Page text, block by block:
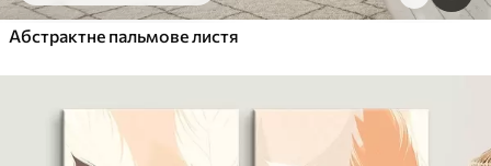
Абстрактне пальмове листя